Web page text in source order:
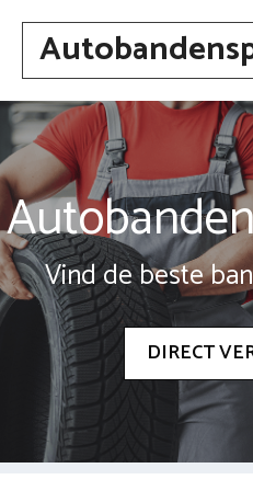
Spring
inhoud
Vind de beste
DIRECT